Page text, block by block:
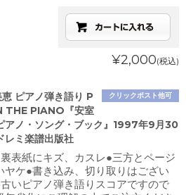
¥2,000(税込)
クリックポスト他可
ピアノ弾き語り P
THE PIANO『安室
アノ・ソング・ブック』1997年9月30
レミ楽譜出版社
表紙にキズ、カスレ●三方とページ
ヤケ●書き込み、切り取りはござい
いピアノ弾き語りスコアですので